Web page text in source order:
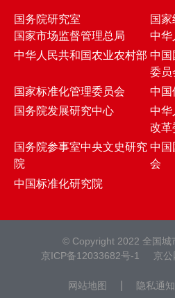
国务院研究室
国家
国家市场监督管理总局
中华
中华人民共和国农业农村部 中国
委员
国家标准化管理委员会
中国
国务院发展研究中心
中华
改革
国务院参事室中央文史研究
院
中国
会
中国标准化研究院
© Copyright 2022 全国城
京ICP备12033682号-1
京
网站地图 隐私通知